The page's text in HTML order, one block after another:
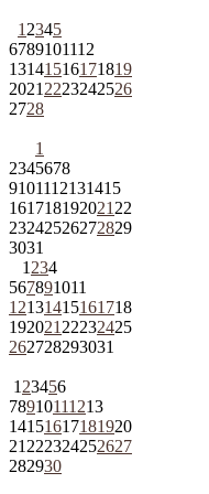
1 2345
6789101112
13141516171819
2021 2223242526
2728
1
2345678
9101112131415
161718192021 22
23242526272829
3031
1 234
567891011
12131415161718
192021 22232425
262728293031
1 23456
78910111213
14151617181920
21 222324252627
282930